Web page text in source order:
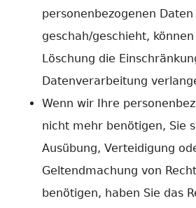
personenbezogenen
geschah/geschieht,
Löschung die
Datenverarbeitung
Wenn wir Ihre
nicht mehr benötigen, Sie
Ausübung, Verteidigung
Geltendmachung von
benötigen, haben Sie das